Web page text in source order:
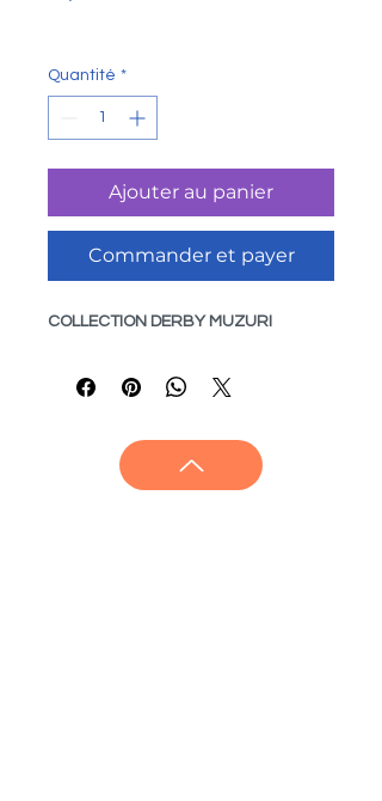
Quantité *
Ajouter au panier
Commander et payer
COLLECTION DERBY MUZURI